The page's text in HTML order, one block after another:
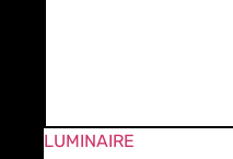
LUMINAIRE